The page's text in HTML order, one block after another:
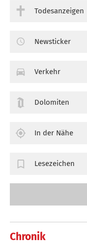
Chronik
Todesanzeigen
Newsticker
Verkehr
Dolomiten
In der Nähe
Lesezeichen